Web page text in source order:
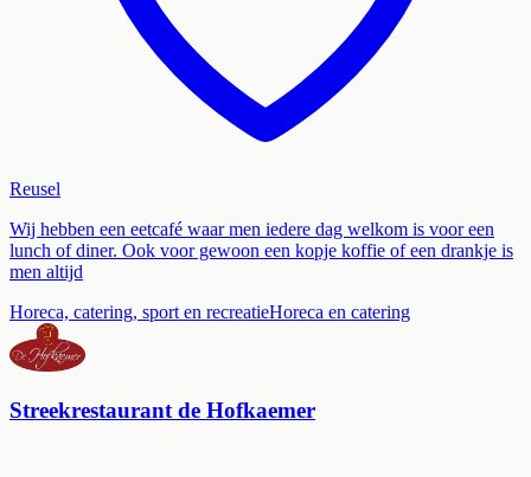
Reusel
Wij hebben een eetcafé waar men iedere dag welkom is voor een
lunch of diner. Ook voor gewoon een kopje koffie of een drankje is
men altijd
Horeca, catering, sport en recreatieHoreca en catering
Streekrestaurant de Hofkaemer